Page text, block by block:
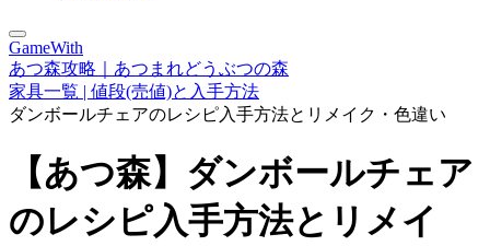
GameWith
あつ森攻略｜あつまれどうぶつの森
家具一覧 | 値段(売値)と入手方法
ダンボールチェアのレシピ入手方法とリメイク・色違い
【あつ森】ダンボールチェア
のレシピ入手方法とリメイ